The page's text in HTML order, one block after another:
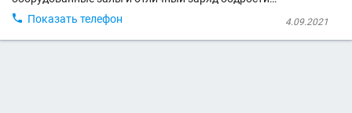
4.09.2021
 Показать телефон